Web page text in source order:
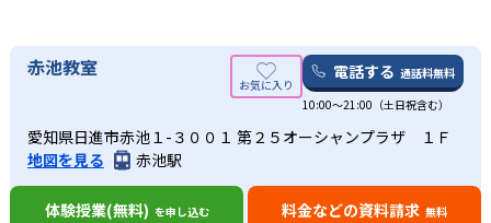
赤池教室 電話する 通話料無料
10:00〜21:00（土日祝含む）
愛知県日進市赤池１-３００１ 第２５オーシャンプラザ １Ｆ
地図を見る
赤池駅
体験授業(無料) を申し込む 料金などの資料請求 無料